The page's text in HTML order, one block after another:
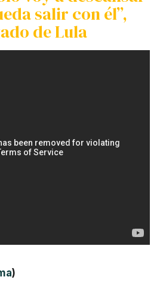
salir con él”,
de Lula
)